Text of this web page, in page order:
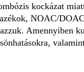
kockázat
NOAC/
Amennyiben